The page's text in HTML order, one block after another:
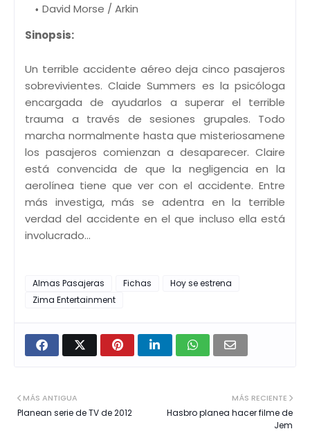
David Morse / Arkin
Sinopsis:
Un terrible accidente aéreo deja cinco pasajeros
sobrevivientes. Claide Summers es la psicóloga
encargada de ayudarlos a superar el terrible
trauma a través de sesiones grupales. Todo
marcha normalmente hasta que misteriosamene
los pasajeros comienzan a desaparecer. Claire
está convencida de que la negligencia en la
aerolínea tiene que ver con el accidente. Entre
más investiga, más se adentra en la terrible
verdad del accidente en el que incluso ella está
involucrado...
Almas Pasajeras Fichas
Hoy se estrena
Zima Entertainment
MÁS RECIENTE
Hasbro planea hacer filme de
Jem
MÁS ANTIGUA
Planean serie de TV de 2012